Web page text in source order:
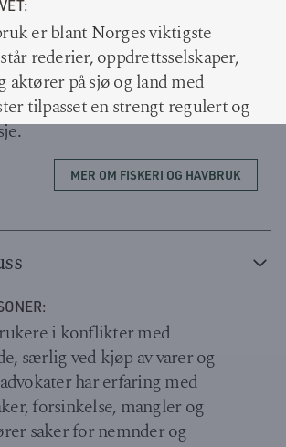
er blant Norges viktigste
rederier, oppdrettsselskaper,
aktører på sjø og land med
tilpasset en strengt regulert og
MER OM FISKERI OG HAVBRUK
i konflikter med
særlig ved kjøp av varer og
har erfaring med
forsinkelse, mangler og
saker for nemnder og